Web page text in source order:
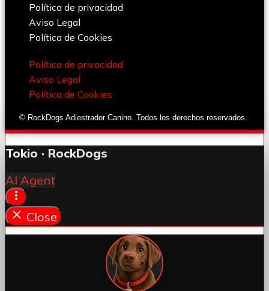
Política de privacidad
Aviso Legal
Política de Cookies
Política de privacidad
Aviso Legal
Política de Cookies
© RockDogs Adiestrador Canino. Todos los derechos reservados.
Tokio · RockDogs
AI Agent
Close